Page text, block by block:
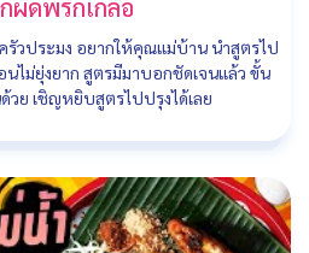
ผัดพริกเกลือ
วประมง อยากให้คุณแม่บ้าน นำสูตรไป
นไม่ยุ่งยาก สูตรมีมาบอกชัดเจนแล้ว ขั้น
วย เชิญหยิบสูตรไปปรุงได้เลย